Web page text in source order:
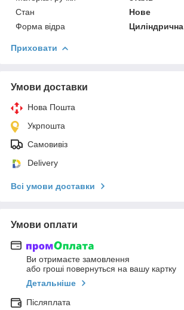
Стан
Нове
Форма відра
Циліндрична
Приховати
Умови доставки
Нова Пошта
Укрпошта
Самовивіз
Delivery
Всі умови доставки
Умови оплати
Ви отримаєте замовлення
або гроші повернуться на вашу картку
Детальніше
Післяплата